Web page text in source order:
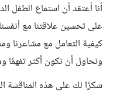
أنا أعتقد أن استماع الطفل
على تحسين علاقتنا مع
كيفية التعامل مع مشاعرنا
ونحاول أن نكون أكثر تفهمًا
شكرًا لك على هذه المناقشة